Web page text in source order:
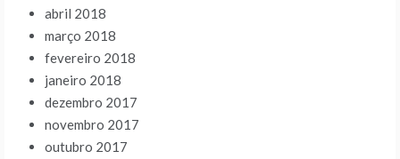
abril 2018
março 2018
fevereiro 2018
janeiro 2018
dezembro 2017
novembro 2017
outubro 2017